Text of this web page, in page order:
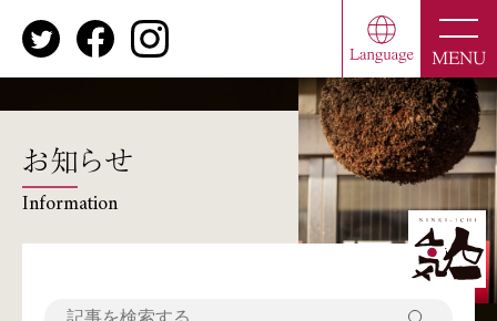
MENU
お知らせ
Information